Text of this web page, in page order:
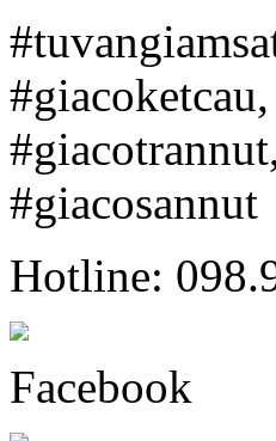
#giacosannut
Hotline:
Facebook